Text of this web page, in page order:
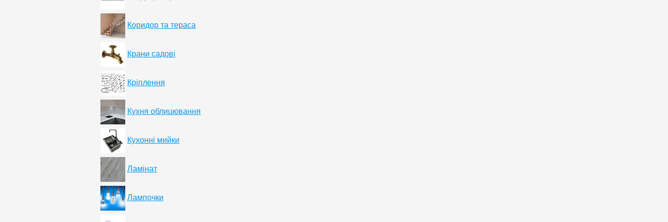
Коридор та тераса
Крани садові
Кріплення
Кухня облицювання
Кухонні мийки
Ламінат
Лампочки